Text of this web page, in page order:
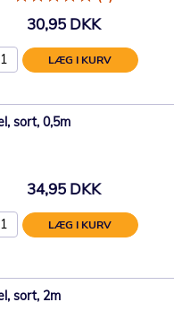
30,95 DKK
LÆG I KURV
sort, 0,5m
34,95 DKK
LÆG I KURV
sort, 2m